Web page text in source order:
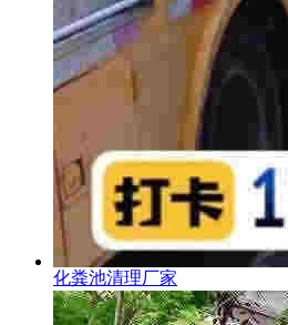
化粪池清理厂家